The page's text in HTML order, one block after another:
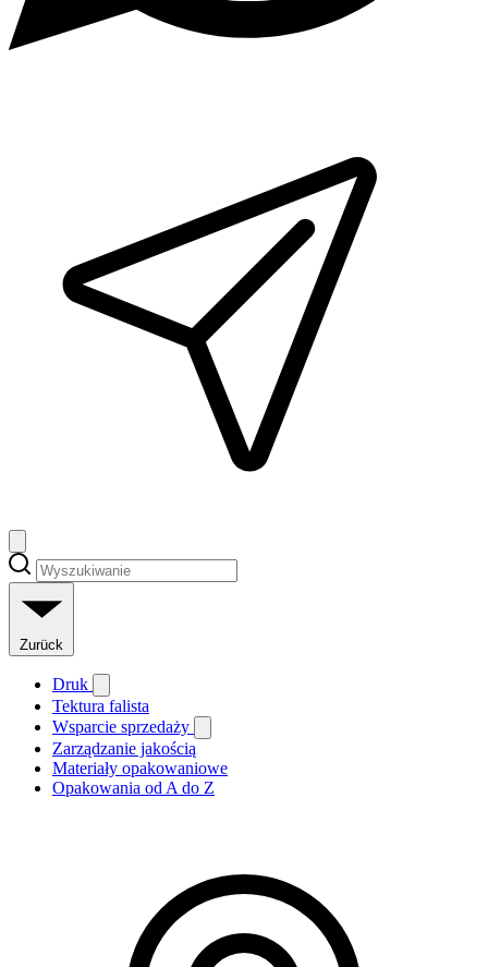
Zurück
Druk
Tektura falista
Wsparcie sprzedaży
Zarządzanie jakością
Materiały opakowaniowe
Opakowania od A do Z